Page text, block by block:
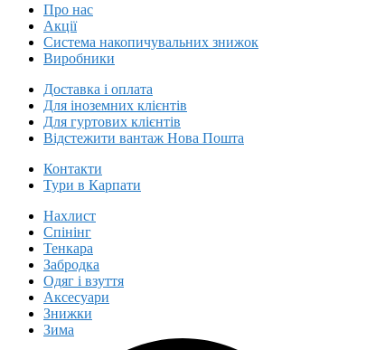
Про нас
Акції
Система накопичувальних знижок
Виробники
Доставка і оплата
Для іноземних клієнтів
Для гуртових клієнтів
Відстежити вантаж Нова Пошта
Контакти
Тури в Карпати
Нахлист
Спінінг
Тенкара
Забродка
Одяг і взуття
Аксесуари
Знижки
Зима